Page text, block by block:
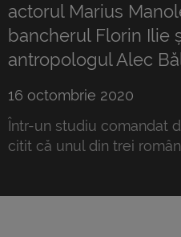
actorul Marius
bancherul Florin Ilie
antropologul Alec
16 octombrie 2020
Într-un studiu comandat
citit că unul din trei